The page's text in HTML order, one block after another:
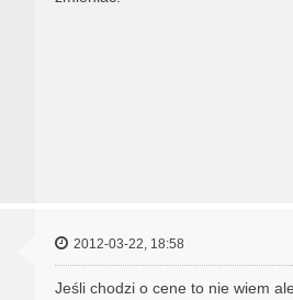
2012-03-22, 18:58
Jeśli chodzi o cene to nie wiem